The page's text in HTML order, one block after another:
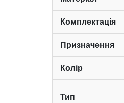
Комплектація
Призначення
Колір
Тип